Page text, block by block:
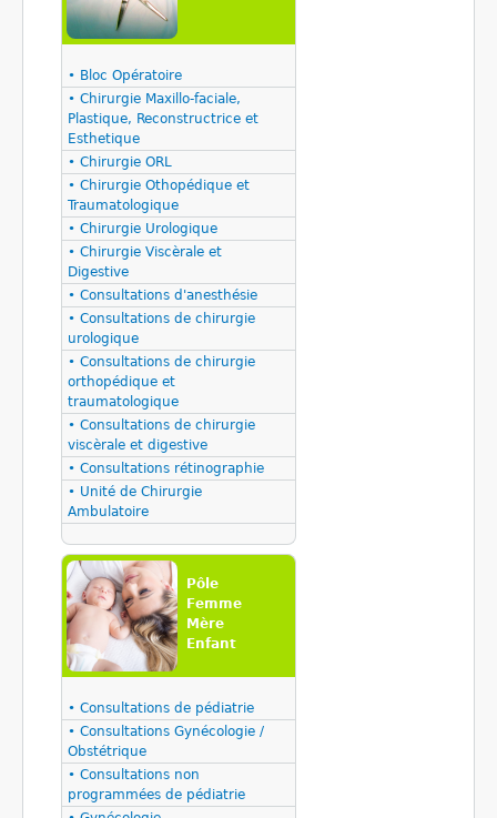
• Bloc Opératoire
• Chirurgie Maxillo-faciale,
Plastique, Reconstructrice et
Esthetique
• Chirurgie ORL
• Chirurgie Othopédique et
Traumatologique
• Chirurgie Urologique
• Chirurgie Viscèrale et
Digestive
• Consultations d'anesthésie
• Consultations de chirurgie
urologique
• Consultations de chirurgie
orthopédique et
traumatologique
• Consultations de chirurgie
viscèrale et digestive
• Consultations rétinographie
• Unité de Chirurgie
Ambulatoire
Pôle
Femme
Mère
Enfant
• Consultations de pédiatrie
• Consultations Gynécologie /
Obstétrique
• Consultations non
programmées de pédiatrie